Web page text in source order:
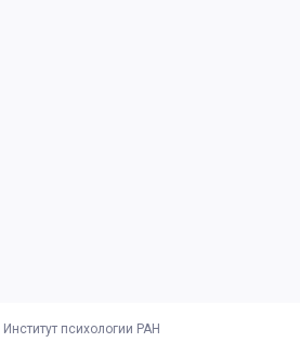
Институт психологии РАН